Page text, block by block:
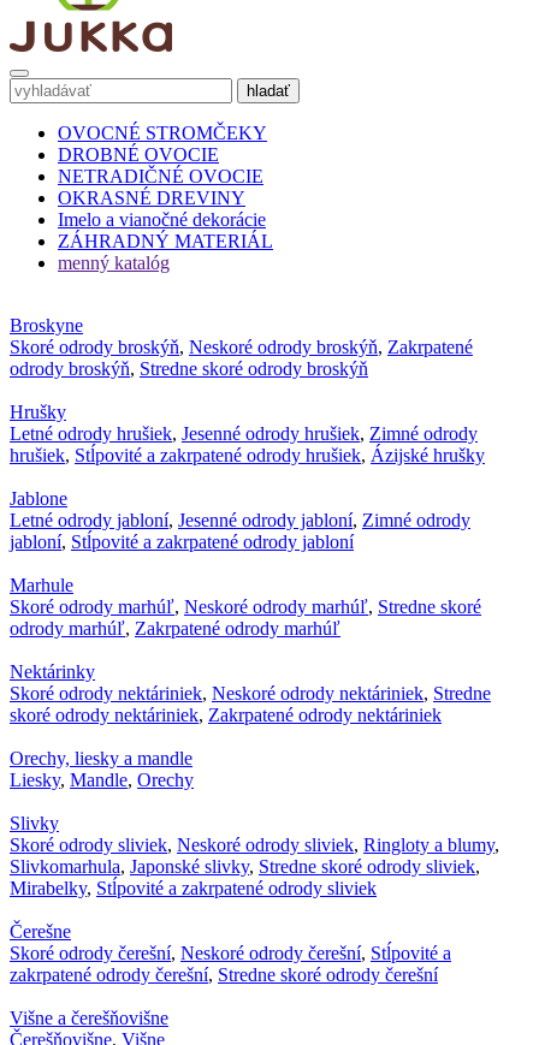
OVOCNÉ STROMČEKY
DROBNÉ OVOCIE
NETRADIČNÉ OVOCIE
OKRASNÉ DREVINY
Imelo a vianočné dekorácie
ZÁHRADNÝ MATERIÁL
menný katalóg
Broskyne
Skoré odrody broskýň, Neskoré odrody broskýň, Zakrpatené
odrody broskýň, Stredne skoré odrody broskýň
Hrušky
Letné odrody hrušiek, Jesenné odrody hrušiek, Zimné odrody
hrušiek, Stĺpovité a zakrpatené odrody hrušiek, Ázijské hrušky
Jablone
Letné odrody jabloní, Jesenné odrody jabloní, Zimné odrody
jabloní, Stĺpovité a zakrpatené odrody jabloní
Marhule
Skoré odrody marhúľ, Neskoré odrody marhúľ, Stredne skoré
odrody marhúľ, Zakrpatené odrody marhúľ
Nektárinky
Skoré odrody nektáriniek, Neskoré odrody nektáriniek, Stredne
skoré odrody nektáriniek, Zakrpatené odrody nektáriniek
Orechy, liesky a mandle
Liesky, Mandle, Orechy
Slivky
Skoré odrody sliviek, Neskoré odrody sliviek, Ringloty a blumy,
Slivkomarhula, Japonské slivky, Stredne skoré odrody sliviek,
Mirabelky, Stĺpovité a zakrpatené odrody sliviek
Čerešne
Skoré odrody čerešní, Neskoré odrody čerešní, Stĺpovité a
zakrpatené odrody čerešní, Stredne skoré odrody čerešní
Višne a čerešňovišne
Čerešňovišne, Višne